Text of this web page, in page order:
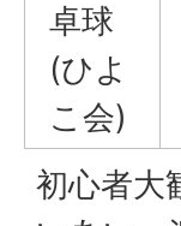
卓球
(ひよ
こ会)
初心者大